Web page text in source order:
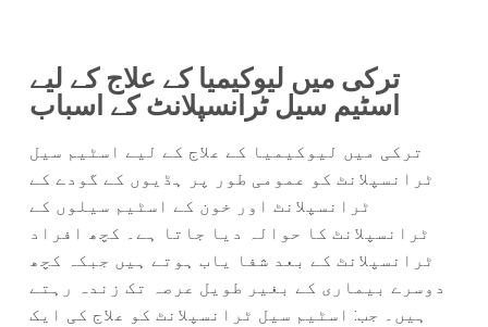
ترکی میں لیوکیمیا کے علاج کے لیے
اسٹیم سیل ٹرانسپلانٹ کے اسباب
ترکی میں لیوکیمیا کے علاج کے لیے اسٹیم سیل
ٹرانسپلانٹ کو عمومی طور پر ہڈیوں کے گودے کے
ٹرانسپلانٹ اور خون کے اسٹیم سیلوں کے
ٹرانسپلانٹ کا حوالہ دیا جاتا ہے۔ کچھ افراد
ٹرانسپلانٹ کے بعد شفا یاب ہوتے ہیں جبکہ کچھ
دوسرے بیماری کے بغیر طویل عرصہ تک زندہ رہتے
ہیں۔ جب: اسٹیم سیل ٹرانسپلانٹ کو علاج کی ایک